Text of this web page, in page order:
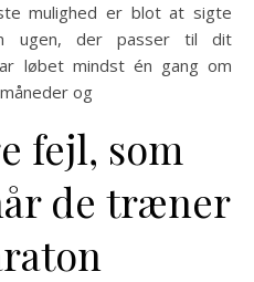
mulighed er blot at sigte
ugen, der passer til dit
løbet mindst én gang om
og
fejl, som
de træner